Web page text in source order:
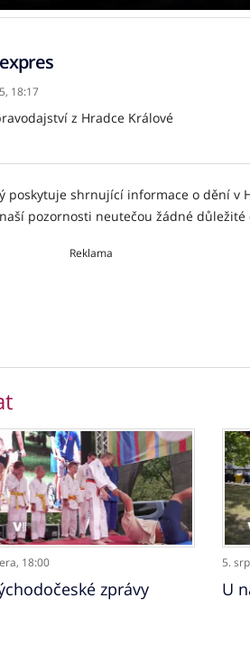
18:17
z Hradce Králové
poskytuje shrnující informace o dění v
pozornosti neutečou žádné důležité
Reklama
18:00
zprávy
5.
U